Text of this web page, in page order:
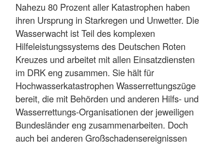
Nahezu 80 Prozent aller Katastrophen haben
ihren Ursprung in Starkregen und Unwetter. Die
Wasserwacht ist Teil des komplexen
Hilfeleistungssystems des Deutschen Roten
Kreuzes und arbeitet mit allen Einsatzdiensten
im DRK eng zusammen. Sie hält für
Hochwasserkatastrophen Wasserrettungszüge
bereit, die mit Behörden und anderen Hilfs- und
Wasserrettungs-Organisationen der jeweiligen
Bundesländer eng zusammenarbeiten. Doch
auch bei anderen Großschadensereignissen